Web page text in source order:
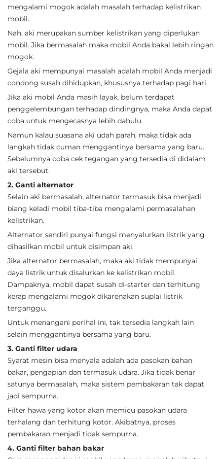
mengalami mogok adalah masalah terhadap kelistrikan
mobil.
Nah, aki merupakan sumber kelistrikan yang diperlukan
mobil. Jika bermasalah maka mobil Anda bakal lebih ringan
mogok.
Gejala aki mempunyai masalah adalah mobil Anda menjadi
condong susah dihidupkan, khususnya terhadap pagi hari.
Jika aki mobil Anda masih layak, belum terdapat
penggelembungan terhadap dindingnya, maka Anda dapat
coba untuk mengecasnya lebih dahulu.
Namun kalau suasana aki udah parah, maka tidak ada
langkah tidak cuman menggantinya bersama yang baru.
Sebelumnya coba cek tegangan yang tersedia di didalam
aki tersebut.
2. Ganti alternator
Selain aki bermasalah, alternator termasuk bisa menjadi
biang keladi mobil tiba-tiba mengalami permasalahan
kelistrikan.
Alternator sendiri punyai fungsi menyalurkan listrik yang
dihasilkan mobil untuk disimpan aki.
Jika alternator bermasalah, maka aki tidak mempunyai
daya listrik untuk disalurkan ke kelistrikan mobil.
Dampaknya, mobil dapat susah di-starter dan terhitung
kerap mengalami mogok dikarenakan suplai listrik
terganggu.
Untuk menangani perihal ini, tak tersedia langkah lain
selain menggantinya bersama yang baru.
3. Ganti filter udara
Syarat mesin bisa menyala adalah ada pasokan bahan
bakar, pengapian dan termasuk udara. Jika tidak benar
satunya bermasalah, maka sistem pembakaran tak dapat
jadi sempurna.
Filter hawa yang kotor akan memicu pasokan udara
terhalang dan terhitung kotor. Akibatnya, proses
pembakaran menjadi tidak sempurna.
4. Ganti filter bahan bakar